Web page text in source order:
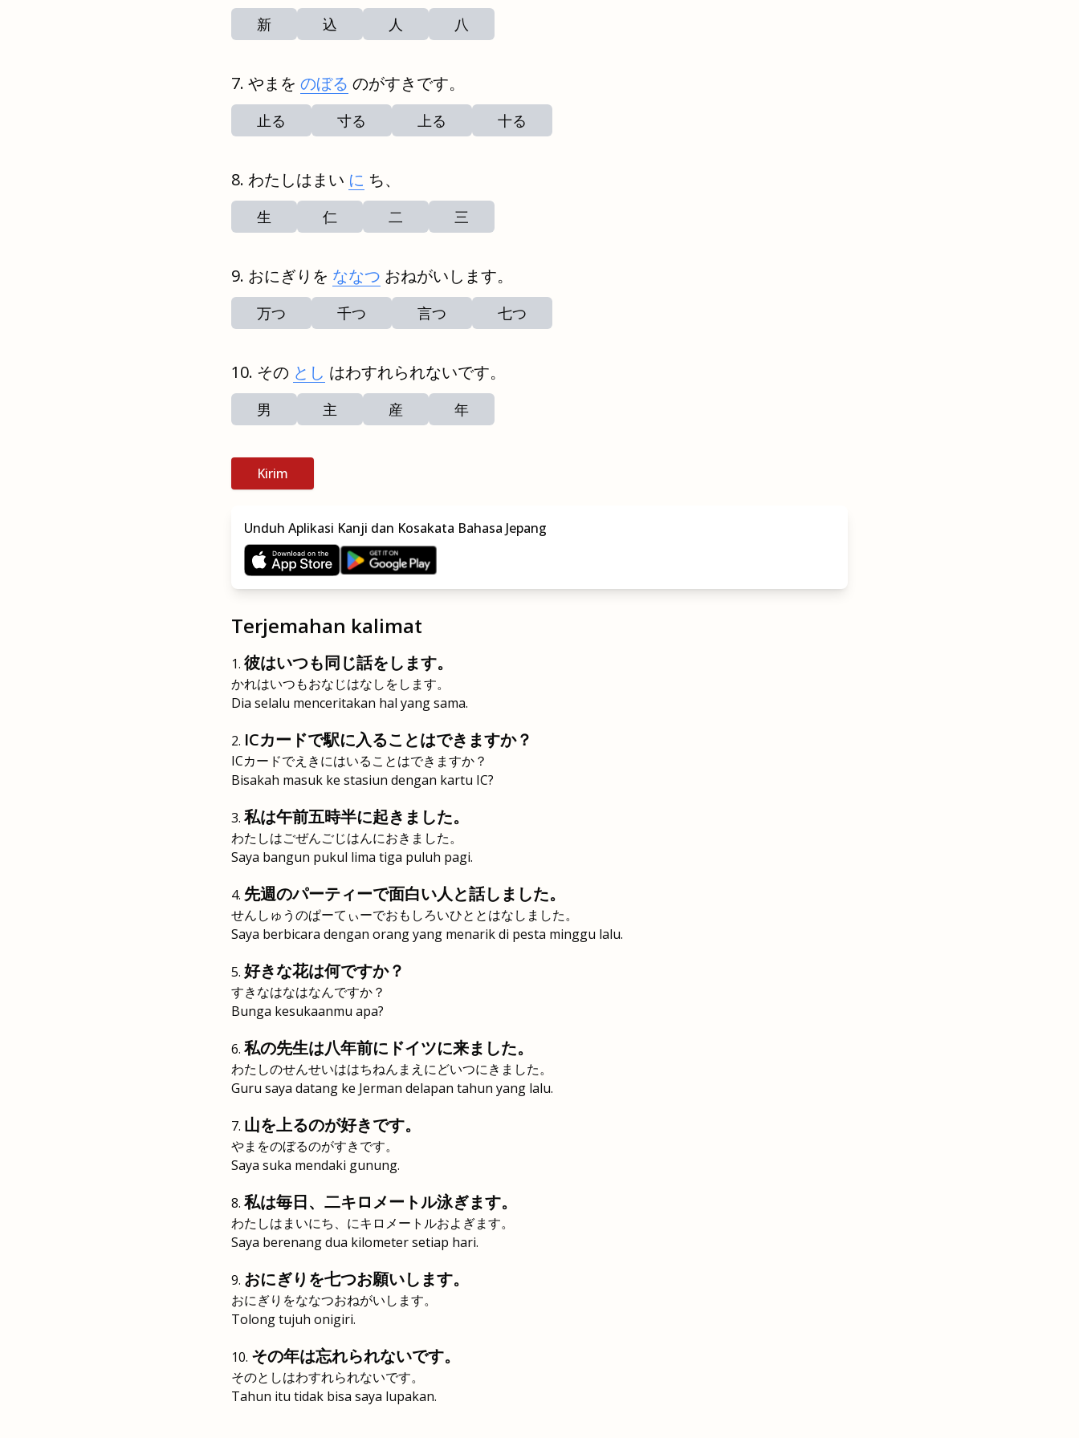
新 込 人 八
やまを のぼる のがすきです。
止る 寸る 上る 十る
わたしはまい に ち、
生 仁 二 三
おにぎりを ななつ おねがいします。
万つ 千つ 言つ 七つ
その とし はわすれられないです。
男 主 産 年
Kirim
Unduh Aplikasi Kanji dan Kosakata Bahasa Jepang
Terjemahan kalimat
彼はいつも同じ話をします。
かれはいつもおなじはなしをします。
Dia selalu menceritakan hal yang sama.
ICカードで駅に入ることはできますか？
ICカードでえきにはいることはできますか？
Bisakah masuk ke stasiun dengan kartu IC?
私は午前五時半に起きました。
わたしはごぜんごじはんにおきました。
Saya bangun pukul lima tiga puluh pagi.
先週のパーティーで面白い人と話しました。
せんしゅうのぱーてぃーでおもしろいひととはなしました。
Saya berbicara dengan orang yang menarik di pesta minggu lalu.
好きな花は何ですか？
すきなはなはなんですか？
Bunga kesukaanmu apa?
私の先生は八年前にドイツに来ました。
わたしのせんせいははちねんまえにどいつにきました。
Guru saya datang ke Jerman delapan tahun yang lalu.
山を上るのが好きです。
やまをのぼるのがすきです。
Saya suka mendaki gunung.
私は毎日、二キロメートル泳ぎます。
わたしはまいにち、にキロメートルおよぎます。
Saya berenang dua kilometer setiap hari.
おにぎりを七つお願いします。
おにぎりをななつおねがいします。
Tolong tujuh onigiri.
その年は忘れられないです。
そのとしはわすれられないです。
Tahun itu tidak bisa saya lupakan.